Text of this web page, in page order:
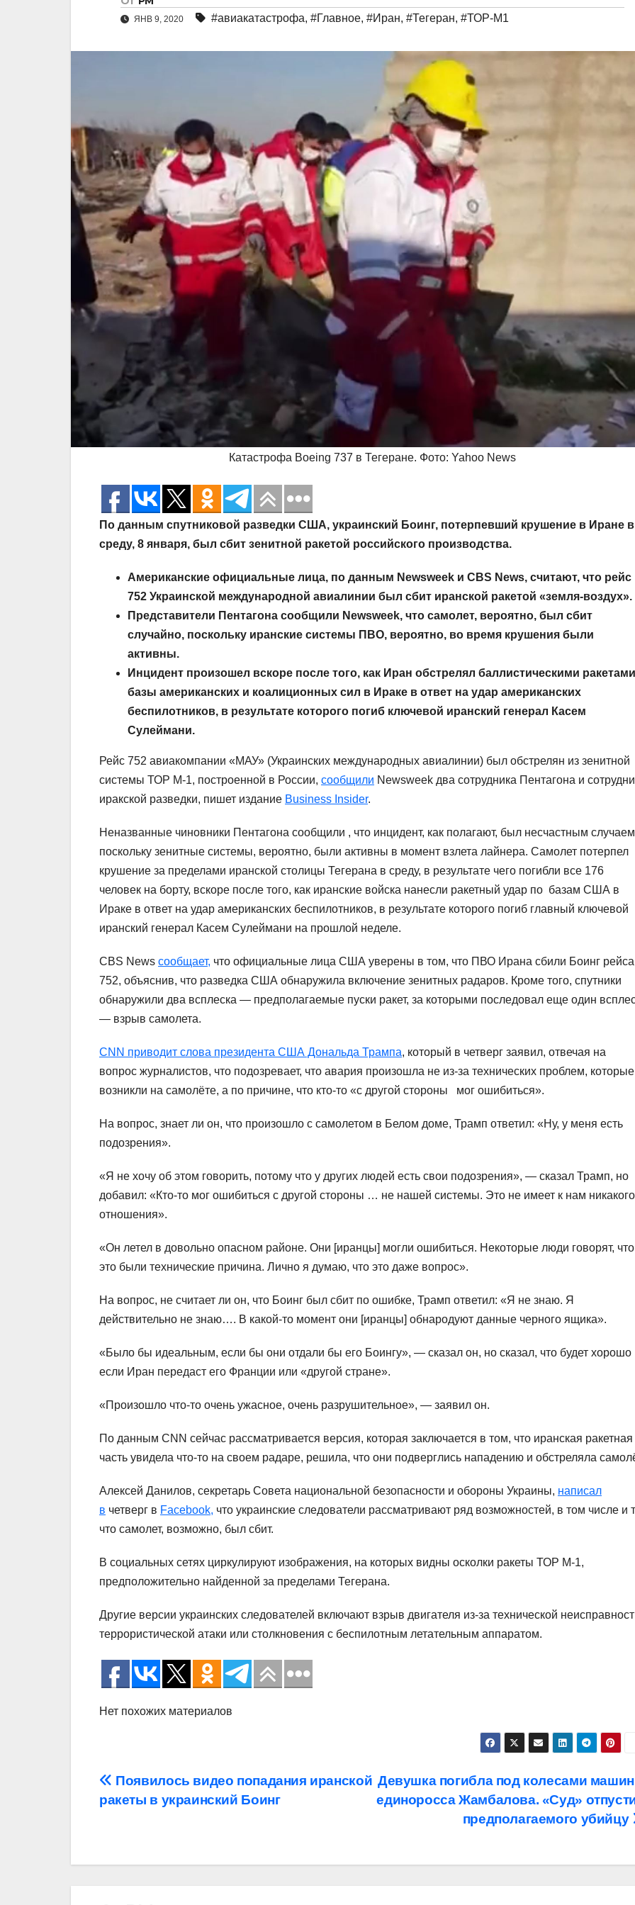
ЯНВ 9, 2020 #авиакатастрофа, #Главное, #Иран, #Тегеран, #ТОР-М1
Катастрофа Boeing 737 в Тегеране. Фото: Yahoo News
По данным спутниковой разведки США, украинский Боинг, потерпевший крушение в Иране в
среду, 8 января, был сбит зенитной ракетой российского производства.
Американские официальные лица, по данным Newsweek и CBS News, считают, что рейс
752 Украинской международной авиалинии был сбит иранской ракетой «земля-воздух».
Представители Пентагона сообщили Newsweek, что самолет, вероятно, был сбит
случайно, поскольку иранские системы ПВО, вероятно, во время крушения были
активны.
Инцидент произошел вскоре после того, как Иран обстрелял баллистическими ракетами
базы американских и коалиционных сил в Ираке в ответ на удар американских
беспилотников, в результате которого погиб ключевой иранский генерал Касем
Сулеймани.
Рейс 752 авиакомпании «МАУ» (Украинских международных авиалинии) был обстрелян из зенитной
системы ТОР M-1, построенной в России, сообщили Newsweek два сотрудника Пентагона и
иракской разведки, пишет издание Business Insider.
Неназванные чиновники Пентагона сообщили , что инцидент, как полагают, был несчастным
поскольку зенитные системы, вероятно, были активны в момент взлета лайнера. Самолет потерпел
крушение за пределами иранской столицы Тегерана в среду, в результате чего погибли все 176
человек на борту, вскоре после того, как иранские войска нанесли ракетный удар по базам США в
Ираке в ответ на удар американских беспилотников, в результате которого погиб главный ключевой
иранский генерал Касем Сулеймани на прошлой неделе.
CBS News сообщает, что официальные лица США уверены в том, что ПВО Ирана сбили Боинг рейса
752, объяснив, что разведка США обнаружила включение зенитных радаров. Кроме того, спутники
обнаружили два всплеска — предполагаемые пуски ракет, за которыми последовал еще один
— взрыв самолета.
CNN приводит слова президента США Дональда Трампа, который в четверг заявил, отвечая на
вопрос журналистов, что подозревает, что авария произошла не из-за технических проблем, которые
возникли на самолёте, а по причине, что кто-то «с другой стороны мог ошибиться».
На вопрос, знает ли он, что произошло с самолетом в Белом доме, Трамп ответил: «Ну, у меня есть
подозрения».
«Я не хочу об этом говорить, потому что у других людей есть свои подозрения», — сказал Трамп, но
добавил: «Кто-то мог ошибиться с другой стороны … не нашей системы. Это не имеет к нам никакого
отношения».
«Он летел в довольно опасном районе. Они [иранцы] могли ошибиться. Некоторые люди говорят, что
это были технические причина. Лично я думаю, что это даже вопрос».
На вопрос, не считает ли он, что Боинг был сбит по ошибке, Трамп ответил: «Я не знаю. Я
действительно не знаю…. В какой-то момент они [иранцы] обнародуют данные черного ящика».
«Было бы идеальным, если бы они отдали бы его Боингу», — сказал он, но сказал, что будет хорошо
если Иран передаст его Франции или «другой стране».
«Произошло что-то очень ужасное, очень разрушительное», — заявил он.
По данным СNN сейчас рассматривается версия, которая заключается в том, что иранская ракетная
часть увидела что-то на своем радаре, решила, что они подверглись нападению и обстреляла
Алексей Данилов, секретарь Совета национальной безопасности и обороны Украины, написал
в четверг в Facebook, что украинские следователи рассматривают ряд возможностей, в том числе и
что самолет, возможно, был сбит.
В социальных сетях циркулируют изображения, на которых видны осколки ракеты ТОР M-1,
предположительно найденной за пределами Тегерана.
Другие версии украинских следователей включают взрыв двигателя из-за технической
террористической атаки или столкновения с беспилотным летательным аппаратом.
Нет похожих материалов
Навигация
по
Девушка погибла под колесами
единоросса Жамбалова. «Суд»
предполагаемого убийцу
Появилось видео попадания иранской
ракеты в украинский Боинг